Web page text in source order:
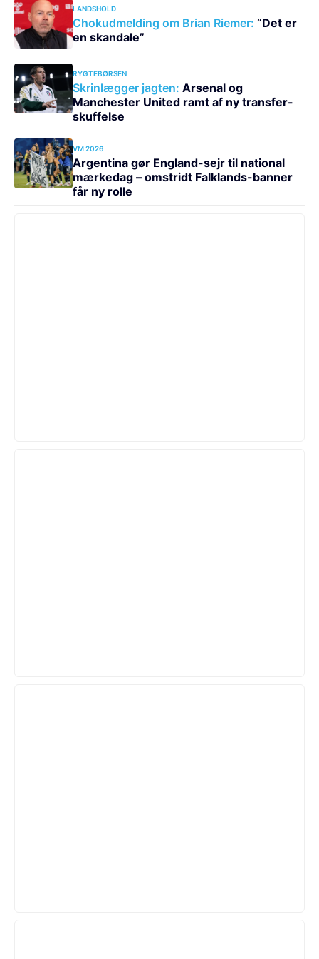
LANDSHOLD
Chokudmelding om Brian Riemer: “Det er
en skandale”
RYGTEBØRSEN
Skrinlægger jagten: Arsenal og
Manchester United ramt af ny transfer-
skuffelse
VM 2026
Argentina gør England-sejr til national
mærkedag – omstridt Falklands-banner
får ny rolle